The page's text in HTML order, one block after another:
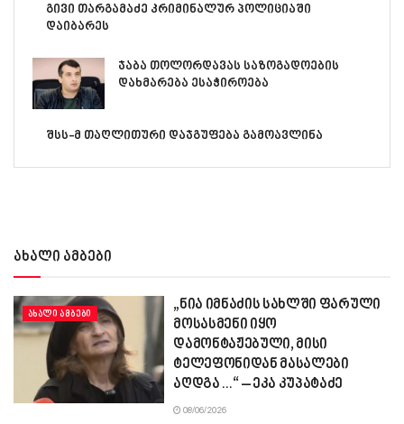
გივი თარგამაძე კრიმინალურ პოლიციაში
დაიბარეს
ჯაბა თოლორდავას საზოგადოების
დახმარება ესაჭიროება
შსს-მ თაღლითური დაჯგუფება გამოავლინა
ახალი ამბები
ᲐᲮᲐᲚᲘ ᲐᲛᲑᲔᲑᲘ
„ნია იმნაძის სახლში ფარული
მოსასმენი იყო
დამონტაჟებული, მისი
ტელეფონიდან მასალები
აღდგა…“ – ეკა კუპატაძე
08/06/2026